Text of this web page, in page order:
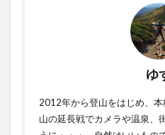
ゆ
2012年から登山をはじめ、
山の延長戦でカメラや温泉、